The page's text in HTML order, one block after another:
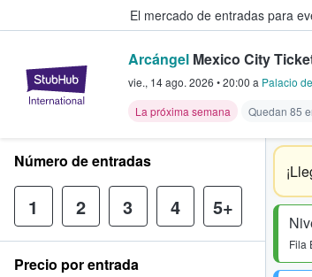
El mercado de entradas para
StubHub: compra y
Arcángel Mexico City
vie., 14 ago. 2026 •20:00 a Palacio
La próxima semana
Quedan 85
Fila
Número de entradas
1 2 3 4 5+
Precio por entrada